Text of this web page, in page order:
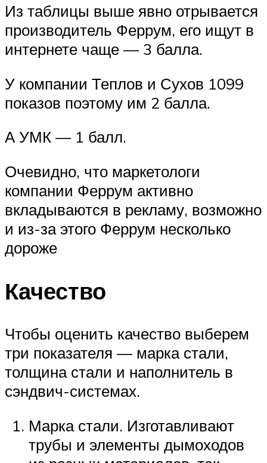
Из таблицы выше явно отрывается
производитель Феррум, его ищут в
интернете чаще — 3 балла.
У компании Теплов и Сухов 1099
показов поэтому им 2 балла.
А УМК — 1 балл.
Очевидно, что маркетологи
компании Феррум активно
вкладываются в рекламу, возможно
и из-за этого Феррум несколько
дороже
Качество
Чтобы оценить качество выберем
три показателя — марка стали,
толщина стали и наполнитель в
сэндвич-системах.
Марка стали. Изготавливают
трубы и элементы дымоходов